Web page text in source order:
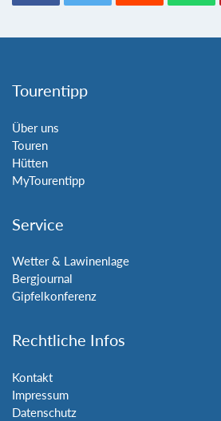
Tourentipp
Über uns
Touren
Hütten
MyTourentipp
Service
Wetter & Lawinenlage
Bergjournal
Gipfelkonferenz
Rechtliche Infos
Kontakt
Impressum
Datenschutz